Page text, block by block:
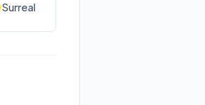
Surreal